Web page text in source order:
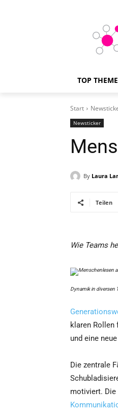
TOP
Start
Newsticker
By Laura
Teilen
Wie Teams
Dynamik in diversen
klaren Rollen
und eine
Die zentrale
motiviert.